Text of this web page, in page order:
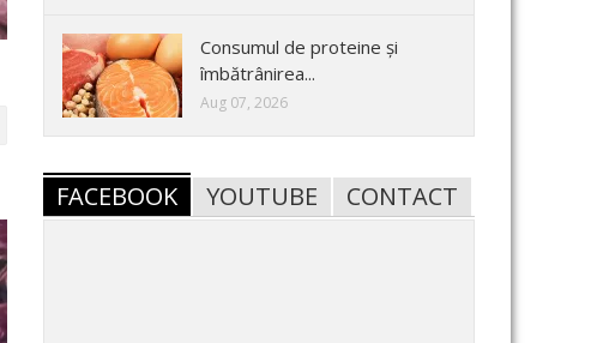
Consumul de proteine și
îmbătrânirea...
Aug 07, 2026
FACEBOOK YOUTUBE CONTACT